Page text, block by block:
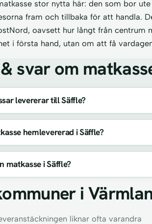
stor nytta här: den som bor
fram och tillbaka för att handla.
oavsett hur långt från centrum
i första hand, utan om att få
svar om
levererar till Säffle?
hemlevererad i Säffle?
matkasse i Säffle?
i
liknar ofta varandra